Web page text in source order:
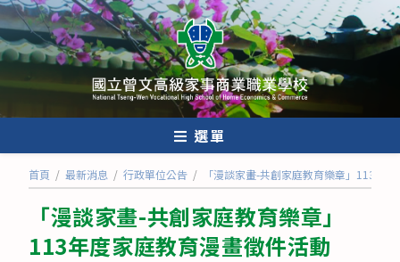
跳
轉
至
內
選單
首頁 / 最新消息 / 行政單位公告 / 「漫談家畫-共創家庭教育樂章」113年
「漫談家畫-共創家庭教育樂章」
113年度家庭教育漫畫徵件活動